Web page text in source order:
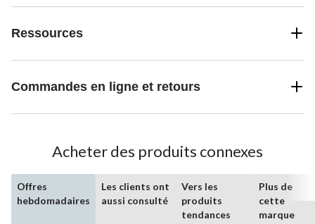
Ressources
Commandes en ligne et retours
Acheter des produits connexes
Offres
hebdomadaires
Les clients ont
aussi consulté
Vers les
produits
tendances
Plus de
cette
marque